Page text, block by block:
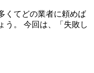
くてどの業者に頼めば
う。 今回は、「失敗し